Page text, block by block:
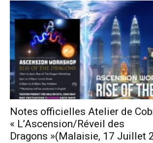
Notes officielles Atelier de
« L’Ascension/Réveil des
Dragons »(Malaisie, 17 Juillet